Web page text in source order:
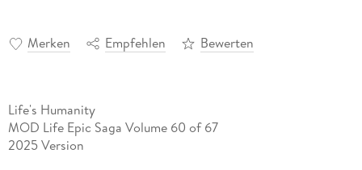
Merken Empfehlen Bewerten
Life's Humanity
MOD Life Epic Saga Volume 60 of 67
2025 Version